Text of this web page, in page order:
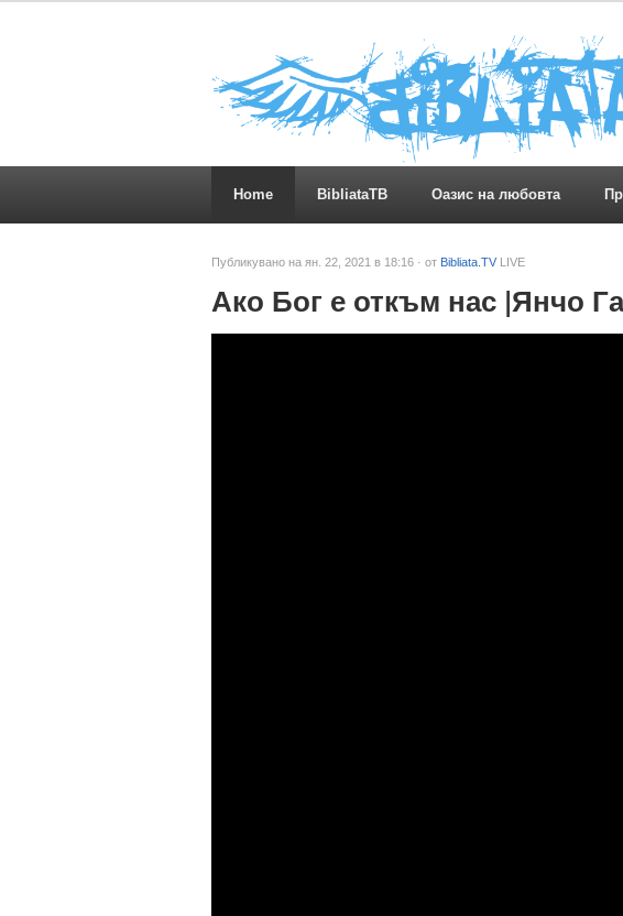
Home BibliataTB Оазис на любовта
Публикувано на ян. 22, 2021 в 18:16 · от Bibliata.TV LIVE
Ако Бог е откъм нас |Янчо